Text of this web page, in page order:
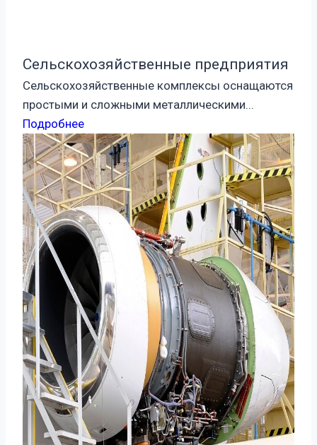
Сельскохозяйственные предприятия
Сельскохозяйственные комплексы оснащаются
простыми и сложными металлическими...
Подробнее